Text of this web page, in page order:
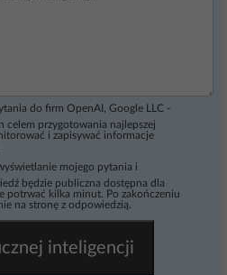
do firm OpenAI, Google LLC -
celem przygotowania najlepszej
i zapisywać informacje
mojego pytania i
będzie publiczna dostępna dla
potrwać kilka minut. Po zakończeniu
na stronę z odpowiedzią.
inteligencji